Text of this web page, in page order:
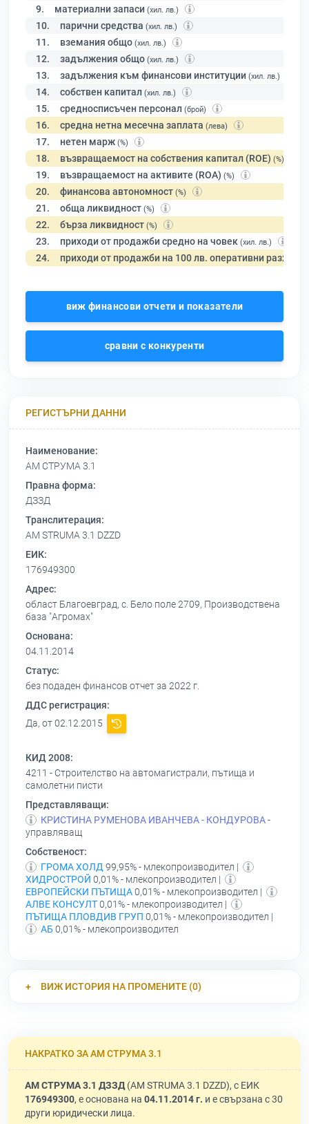
9. материални запаси (хил. лв.)
10. парични средства (хил. лв.)
11. вземания общо (хил. лв.)
12. задължения общо (хил. лв.)
13. задължения към финансови институции (хил. лв.)
14. собствен капитал (хил. лв.)
15. средносписъчен персонал (брой)
16. средна нетна месечна заплата (лева)
17. нетен марж (%)
18. възвращаемост на собствения капитал (ROE) (%)
19. възвращаемост на активите (ROA) (%)
20. финансова автономност (%)
21. обща ликвидност (%)
22. бърза ликвидност (%)
23. приходи от продажби средно на човек (хил. лв.)
24. приходи от продажби на 100 лв. оперативни разходи
виж финансови отчети и показатели
сравни с конкуренти
РЕГИСТЪРНИ ДАННИ
Наименование:
АМ СТРУМА 3.1
Правна форма:
ДЗЗД
Транслитерация:
AM STRUMA 3.1 DZZD
ЕИК:
176949300
Адрес:
област Благоевград, с. Бело поле 2709, Производствена
база "Агромах"
Основана:
04.11.2014
Статус:
без подаден финансов отчет за 2022 г.
ДДС регистрация:
Да, от 02.12.2015
КИД 2008:
4211 - Строителство на автомагистрали, пътища и
самолетни писти
Представляващи:
КРИСТИНА РУМЕНОВА ИВАНЧЕВА - КОНДУРОВА-
управляващ
Собственост:
ГРОМА ХОЛД99,95% - млекопроизводител |
ХИДРОСТРОЙ 0,01% - млекопроизводител |
ЕВРОПЕЙСКИ ПЪТИЩА0,01% - млекопроизводител |
АЛВЕ КОНСУЛТ0,01% - млекопроизводител |
ПЪТИЩА ПЛОВДИВ ГРУП 0,01% - млекопроизводител |
АБ0,01% - млекопроизводител
ВИЖ ИСТОРИЯ НА ПРОМЕНИТЕ (0)
НАКРАТКО ЗА АМ СТРУМА 3.1
АМ СТРУМА 3.1 ДЗЗД(AM STRUMA 3.1 DZZD), с ЕИК
176949300, е основана на 04.11.2014 г. и е свързана с 30
други юридически лица.